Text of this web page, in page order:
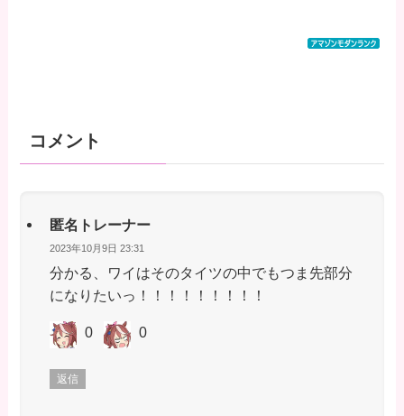
コメント
匿名トレーナー
2023年10月9日 23:31
分かる、ワイはそのタイツの中でもつま先部分
になりたいっ！！！！！！！！！
0 0
返信